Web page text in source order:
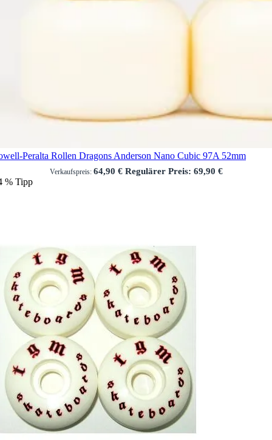
Peralta Rollen Dragons Anderson Nano Cubic 97A 52mm
Verkaufspreis: 64,90 € Regulärer Preis: 69,90 €
% Tipp